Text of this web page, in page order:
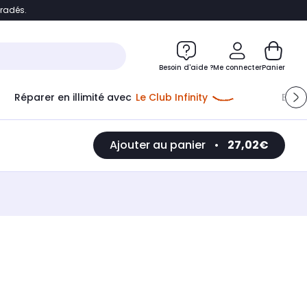
Accéder directement au chatbot
Besoin d'aide ?Me connecterPanier
Réparer en illimité avec Le Club Infinity
Ajouter au panier • 27,02€